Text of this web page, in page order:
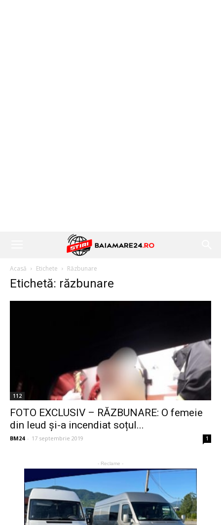
Acasă Etichete Răzbunare
Etichetă: răzbunare
112
FOTO EXCLUSIV – RĂZBUNARE: O femeie
din Ieud și-a incendiat soțul...
BM24 - 17 septembrie 2019 1
- Reclame -